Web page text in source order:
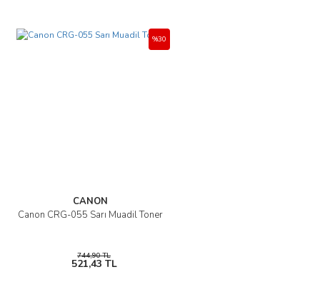
CANON
Canon CRG-055 Sarı Muadil Toner
%30
744,90 TL
521,43 TL